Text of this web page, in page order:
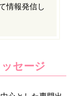
情報発信し
セージ